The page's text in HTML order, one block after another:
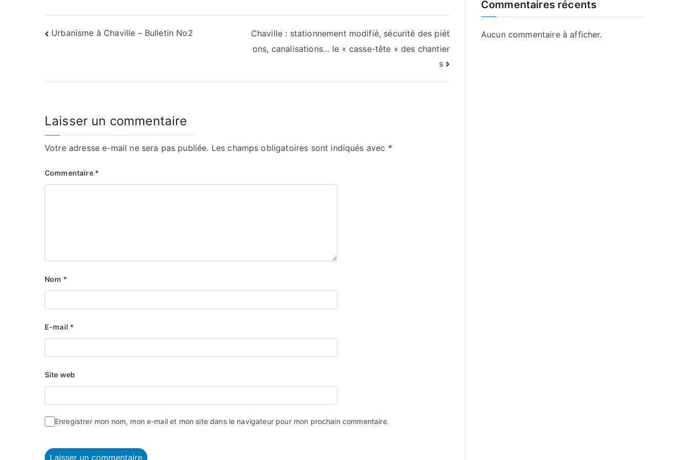
Navigation
l’article
Urbanisme à Chaville – Bulletin No2
Chaville : stationnement modifié, sécurité des piét
ons, canalisations… le « casse-tête » des chantier
s
Laisser un commentaire
Votre adresse e-mail ne sera pas publiée. Les champs obligatoires sont indiqués avec *
Commentaire *
Nom *
E-mail *
Site web
Enregistrer mon nom, mon e-mail et mon site dans le navigateur pour mon prochain commentaire.
Commentaires récents
Aucun commentaire à afficher.